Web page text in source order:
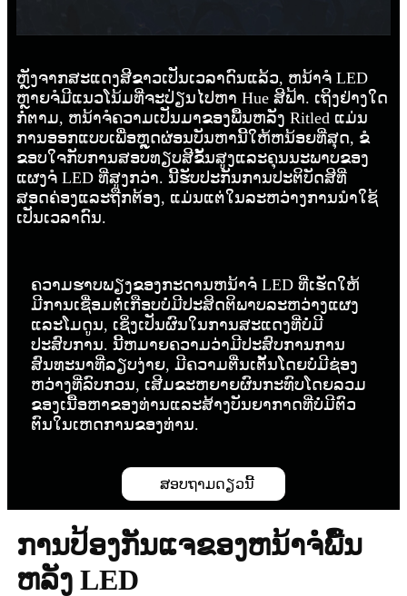
ຫຼັງຈາກສະແດງສີຂາວເປັນເວລາດົນແລ້ວ, ຫນ້າຈໍ LED
ຫຼາຍຈໍມີແນວໂນ້ມທີ່ຈະປ່ຽນໄປຫາ Hue ສີຟ້າ. ເຖິງຢ່າງໃດ
ກໍ່ຕາມ, ຫນ້າຈໍຄວາມເປັນມາຂອງພື້ນຫລັງ Ritled ແມ່ນ
ການອອກແບບເພື່ອຫຼຸດຜ່ອນບັນຫານີ້ໃຫ້ຫນ້ອຍທີ່ສຸດ, ຂໍ
ຂອບໃຈກັບການສອບທຽບສີຂັ້ນສູງແລະຄຸນນະພາບຂອງ
ແຜງຈໍ LED ທີ່ສູງກວ່າ. ນີ້ຮັບປະກັນການປະຕິບັດສີທີ່
ສອດຄ່ອງແລະຖືກຕ້ອງ, ແມ່ນແຕ່ໃນລະຫວ່າງການນໍາໃຊ້
ເປັນເວລາດົນ.
ຄວາມຮາບພຽງຂອງກະດານຫນ້າຈໍ LED ທີ່ເຮັດໃຫ້
ມີການເຊື່ອມຕໍ່ເກືອບບໍ່ມີປະສິດຕິພາບລະຫວ່າງແຜງ
ແລະໂມດູນ, ເຊິ່ງເປັນຜົນໃນການສະແດງທີ່ບໍ່ມີ
ປະສົບການ. ນີ້ຫມາຍຄວາມວ່າມີປະສົບການການ
ສົນທະນາທີ່ລຽບງ່າຍ, ມີຄວາມຕື່ນເຕັ້ນໂດຍບໍ່ມີຊ່ອງ
ຫວ່າງທີ່ລົບກວນ, ເສີມຂະຫຍາຍຜົນກະທົບໂດຍລວມ
ຂອງເນື້ອຫາຂອງທ່ານແລະສ້າງບັນຍາກາດທີ່ບໍ່ມີຕົວ
ຕົນໃນເຫດການຂອງທ່ານ.
ສອບຖາມດຽວນີ້
ການປ້ອງກັນແຈຂອງຫນ້າຈໍພື້ນ
ຫລັງ LED